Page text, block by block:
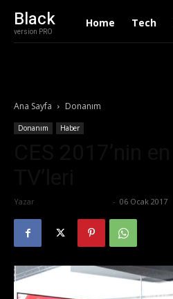
Black
version PRO
Home Tech
Ana Sayfa Donanım
Donanım Haber
Yazar - 06 Ocak 2017